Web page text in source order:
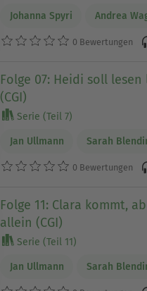
Johanna Spyri Andrea
0 Bewertungen
Folge 07: Heidi soll lesen
(CGI)
Serie (Teil 7)
Jan Ullmann Sarah
0 Bewertungen
Folge 11: Clara kommt,
allein (CGI)
Serie (Teil 11)
Jan Ullmann Sarah